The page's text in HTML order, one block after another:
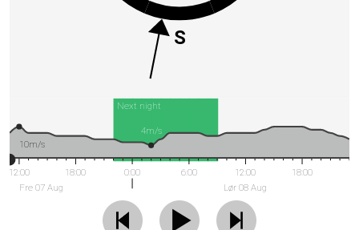
S
Next night
12:00
Fre 07 Aug
18:00 0:00 6:00
12:00
Lør 08 Aug
18:00
10m/s
4m/s